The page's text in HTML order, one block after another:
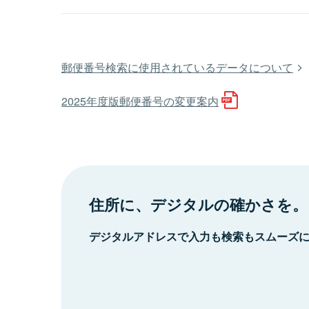
郵便番号検索に使用されているデータについて
2025年度版郵便番号の変更案内
住所に、デジタルの確かさを。
デジタルアドレスで入力も検索もスムーズ